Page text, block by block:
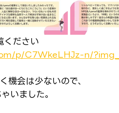
ださい
p/C7WkeLHJz-n/
機会は少ないので、
いました。